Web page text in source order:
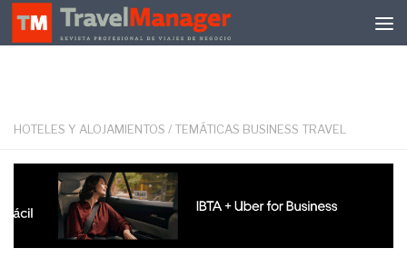
Debajo del contenido
HOTELES Y ALOJAMIENTOS / TEMÁTICAS BUSINESS TRAVEL